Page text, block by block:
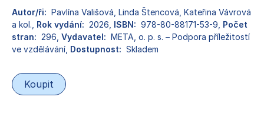
Autor/ři: Pavlína Vališová, Linda Štencová, Kateřina Vávrová
a kol. Rok vydání: 2026 ISBN: 978-80-88171-53-9 Počet
stran: 296 Vydavatel: META, o. p. s. – Podpora příležitostí
ve vzdělávání Dostupnost: Skladem
Koupit